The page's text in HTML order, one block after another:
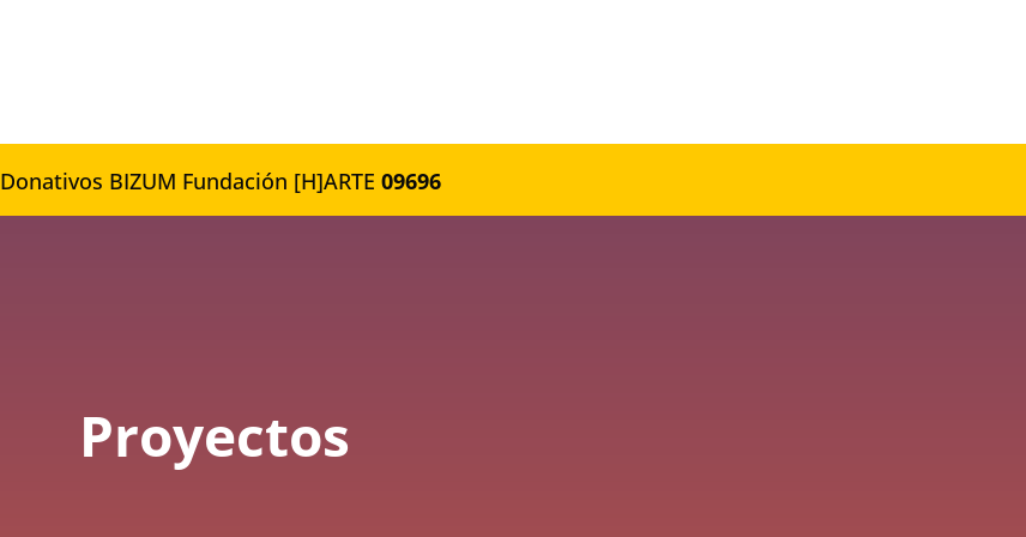
Donativos BIZUM Fundación [H]ARTE 09696
Proyectos